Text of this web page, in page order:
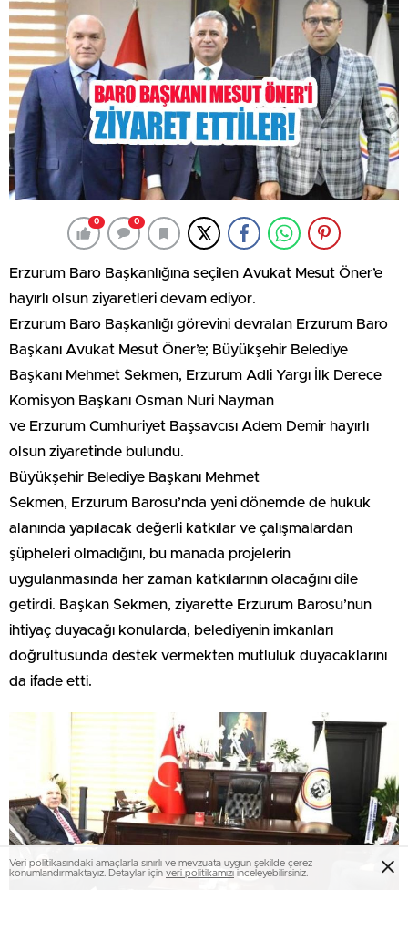
0 0
Erzurum Baro Başkanlığına seçilen Avukat Mesut Öner’e
hayırlı olsun ziyaretleri devam ediyor.
Erzurum Baro Başkanlığı görevini devralan Erzurum Baro
Başkanı Avukat Mesut Öner’e; Büyükşehir Belediye
Başkanı Mehmet Sekmen, Erzurum Adli Yargı İlk Derece
Komisyon Başkanı Osman Nuri Nayman
ve Erzurum Cumhuriyet Başsavcısı Adem Demir hayırlı
olsun ziyaretinde bulundu.
Büyükşehir Belediye Başkanı Mehmet
Sekmen, Erzurum Barosu’nda yeni dönemde de hukuk
alanında yapılacak değerli katkılar ve çalışmalardan
şüpheleri olmadığını, bu manada projelerin
uygulanmasında her zaman katkılarının olacağını dile
getirdi. Başkan Sekmen, ziyarette Erzurum Barosu’nun
ihtiyaç duyacağı konularda, belediyenin imkanları
doğrultusunda destek vermekten mutluluk duyacaklarını
da ifade etti.
Veri politikasındaki amaçlarla sınırlı ve mevzuata uygun şekilde çerez
konumlandırmaktayız. Detaylar için veri politikamızı inceleyebilirsiniz.